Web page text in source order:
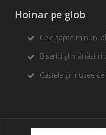
Hoinar pe glob
Cele șapte minuni
Biserici și mănăstiri
Castele și muzee